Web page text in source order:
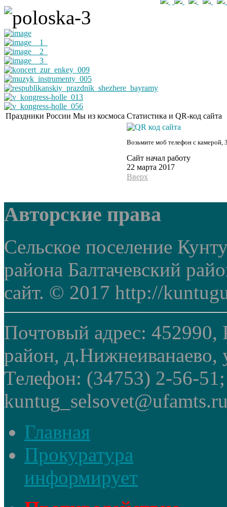
Праздники России Мы из космоса Статистика и QR-код сайта
Возьмите моб телефон с камерой,
Сайт начал работу
22 марта 2017
Вверх
Авторские права
Сельское поселение
района Балтачевский
сайт. © 2017 http://
Почтовый адрес: 452990,
район, д.Нижнеиванаево,
Телефон: (34753) 2-56-
Главная
Прокуратура
информирует